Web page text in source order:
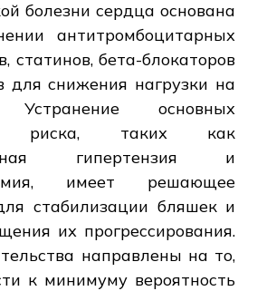
болезни сердца основана
антитромбоцитарных
статинов, бета-блокаторов
для снижения нагрузки на
Устранение основных
риска, таких как
гипертензия и
имеет решающее
стабилизации бляшек и
их прогрессирования.
направлены на то,
к минимуму вероятность